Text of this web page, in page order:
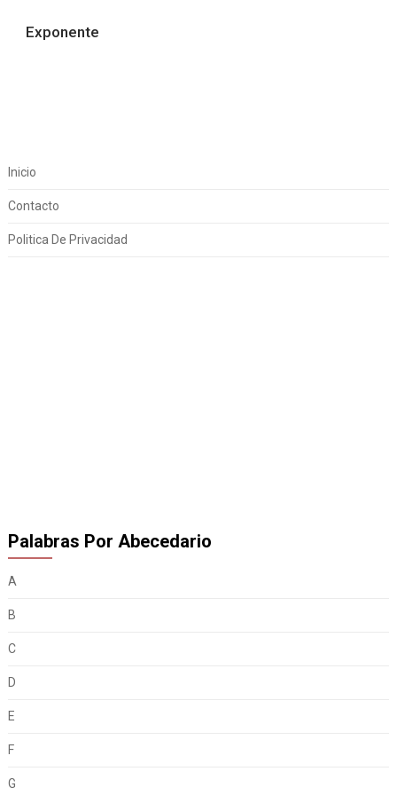
Exponente
Inicio
Contacto
Politica De Privacidad
Palabras Por Abecedario
A
B
C
D
E
F
G